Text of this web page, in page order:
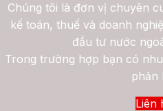
Chúng tôi là đơn vị chuyên
kế toán, thuế và doanh
đầu tư nước
Trong trường hợp bạn có
phản
Liên